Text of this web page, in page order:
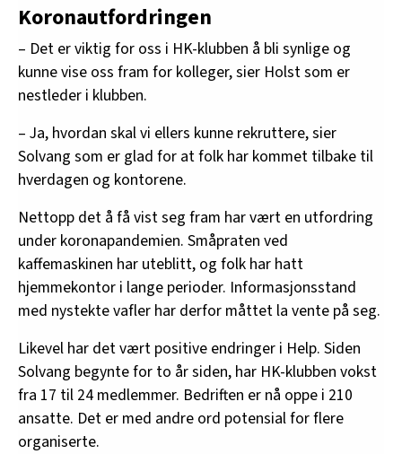
Koronautfordringen
– Det er viktig for oss i HK-klubben å bli synlige og
kunne vise oss fram for kolleger, sier Holst som er
nestleder i klubben.
– Ja, hvordan skal vi ellers kunne rekruttere, sier
Solvang som er glad for at folk har kommet tilbake til
hverdagen og kontorene.
Nettopp det å få vist seg fram har vært en utfordring
under koronapandemien. Småpraten ved
kaffemaskinen har uteblitt, og folk har hatt
hjemmekontor i lange perioder. Informasjonsstand
med nystekte vafler har derfor måttet la vente på seg.
Likevel har det vært positive endringer i Help. Siden
Solvang begynte for to år siden, har HK-klubben vokst
fra 17 til 24 medlemmer. Bedriften er nå oppe i 210
ansatte. Det er med andre ord potensial for flere
organiserte.